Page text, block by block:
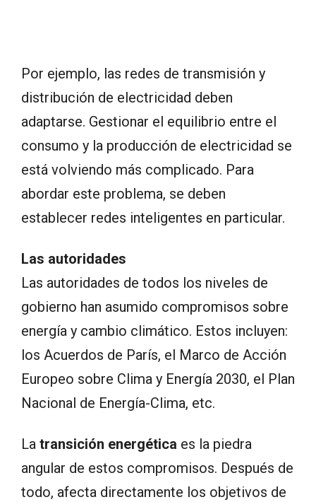
Por ejemplo, las redes de transmisión y
distribución de electricidad deben
adaptarse. Gestionar el equilibrio entre el
consumo y la producción de electricidad se
está volviendo más complicado. Para
abordar este problema, se deben
establecer redes inteligentes en particular.
Las autoridades
Las autoridades de todos los niveles de
gobierno han asumido compromisos sobre
energía y cambio climático. Estos incluyen:
los Acuerdos de París, el Marco de Acción
Europeo sobre Clima y Energía 2030, el Plan
Nacional de Energía-Clima, etc.
La transición energética es la piedra
angular de estos compromisos. Después de
todo, afecta directamente los objetivos de